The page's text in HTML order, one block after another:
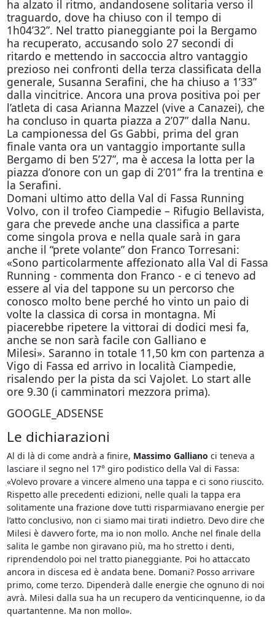
ha alzato il ritmo, andandosene solitaria verso il
traguardo, dove ha chiuso con il tempo di
1h04’32”. Nel tratto pianeggiante poi la Bergamo
ha recuperato, accusando solo 27 secondi di
ritardo e mettendo in saccoccia altro vantaggio
prezioso nei confronti della terza classificata della
generale, Susanna Serafini, che ha chiuso a 1’33”
dalla vincitrice. Ancora una prova positiva poi per
l’atleta di casa Arianna Mazzel (vive a Canazei), che
ha concluso in quarta piazza a 2’07” dalla Nanu.
La campionessa del Gs Gabbi, prima del gran
finale vanta ora un vantaggio importante sulla
Bergamo di ben 5’27”, ma è accesa la lotta per la
piazza d’onore con un gap di 2’01” fra la trentina e
la Serafini.
Domani ultimo atto della Val di Fassa Running
Volvo, con il trofeo Ciampedie – Rifugio Bellavista,
gara che prevede anche una classifica a parte
come singola prova e nella quale sarà in gara
anche il “prete volante” don Franco Torresani:
«Sono particolarmente affezionato alla Val di Fassa
Running - commenta don Franco - e ci tenevo ad
essere al via del tappone su un percorso che
conosco molto bene perché ho vinto un paio di
volte la classica di corsa in montagna. Mi
piacerebbe ripetere la vittorai di dodici mesi fa,
anche se non sarà facile con Galliano e
Milesi». Saranno in totale 11,50 km con partenza a
Vigo di Fassa ed arrivo in località Ciampedie,
risalendo per la pista da sci Vajolet. Lo start alle
ore 9.30 (i camminatori mezzora prima).
GOOGLE_ADSENSE
Le dichiarazioni
Al di là di come andrà a finire, Massimo Galliano ci teneva a
lasciare il segno nel 17° giro podistico della Val di Fassa:
«Volevo provare a vincere almeno una tappa e ci sono riuscito.
Rispetto alle precedenti edizioni, nelle quali la tappa era
solitamente una frazione dove tutti risparmiavano energie per
l’atto conclusivo, non ci siamo mai tirati indietro. Devo dire che
Milesi è davvero forte, ma io non mollo. Anche nel finale della
salita le gambe non giravano più, ma ho stretto i denti,
riprendendolo poi nel tratto pianeggiante. Poi ho attaccato
ancora in discesa ed è andata bene. Domani? Posso arrivare
primo, come terzo. Dipenderà dalle energie che ognuno di noi
avrà. Milesi dalla sua ha un recupero da venticinquenne, io da
quartantenne. Ma non mollo».